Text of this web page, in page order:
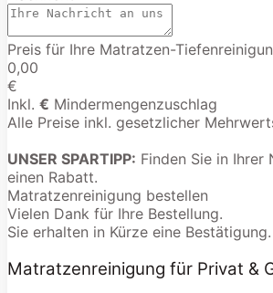
Preis für Ihre Matratzen-
0,00
€
Inkl. € Mindermengenzuschlag
Alle Preise inkl. gesetzlicher
UNSER SPARTIPP: Finden Sie in
einen Rabatt.
Matratzenreinigung bestellen
Vielen Dank für Ihre Bestellung.
Sie erhalten in Kürze eine Bestätigung.
Matratzenreinigung für Privat &